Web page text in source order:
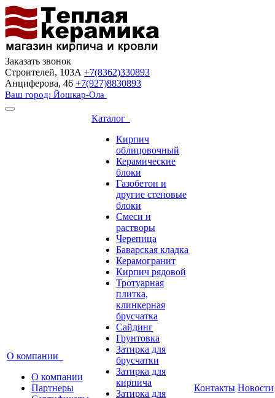
Заказать звонок
Строителей, 103А +7(8362)330893
Анциферова, 46 +7(927)8830893
Ваш город: Йошкар-Ола
О компании
О компании
Партнеры
Каталог
Кирпич
облицовочный
Керамические
блоки
Газобетон и
другие стеновые
блоки
Смеси и
растворы
Черепица
Баварская кладка
Керамогранит
Кирпич рядовой
Тротуарная
плитка,
клинкерная
брусчатка
Сайдинг
Грунтовка
Затирка для
брусчатки
Затирка для
кирпича
Затирка для
Контакты Новости